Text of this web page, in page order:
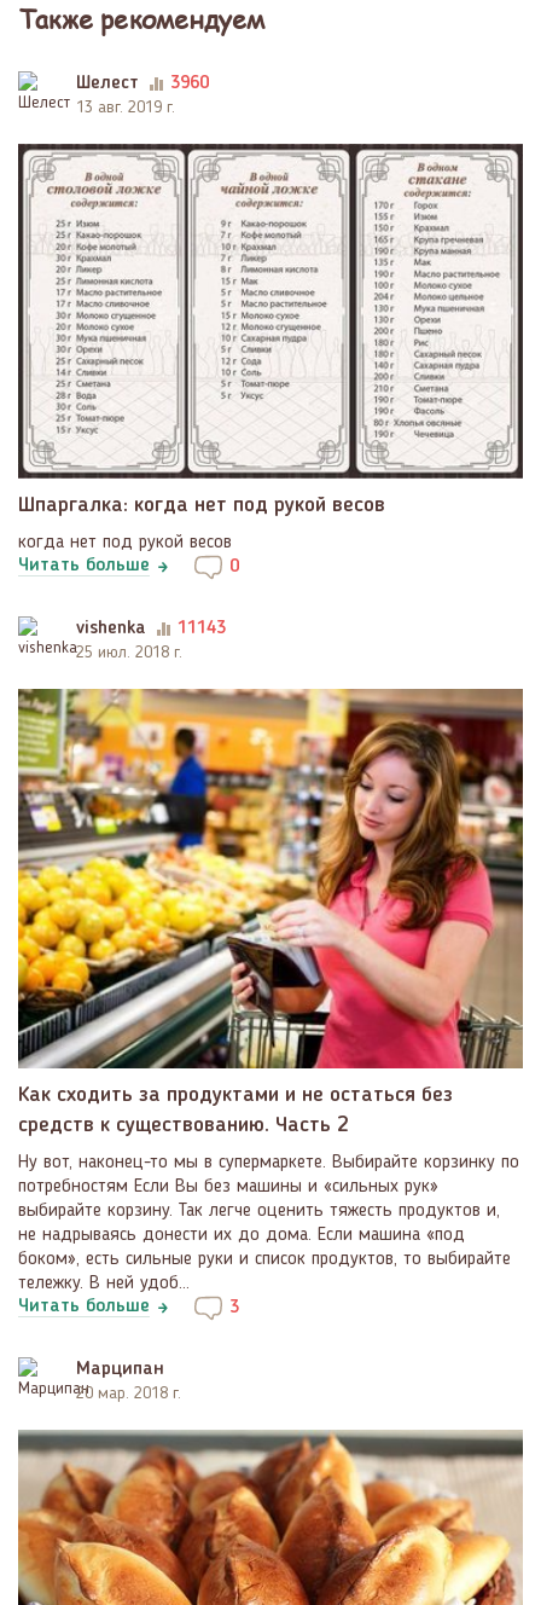
Также рекомендуем
Шелест 3960
13 авг. 2019 г.
Шпаргалка: когда нет под рукой весов
когда нет под рукой весов
Читать больше
0
vishenka 11143
25 июл. 2018 г.
Как сходить за продуктами и не остаться без
средств к существованию. Часть 2
Ну вот, наконец-то мы в супермаркете. Выбирайте корзинку по
потребностям Если Вы без машины и «сильных рук»
выбирайте корзину. Так легче оценить тяжесть продуктов и,
не надрываясь донести их до дома. Если машина «под
боком», есть сильные руки и список продуктов, то выбирайте
тележку. В ней удоб...
Читать больше
3
Марципан
20 мар. 2018 г.